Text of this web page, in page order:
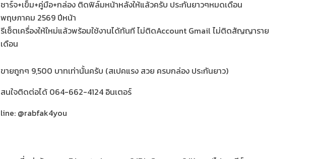
ชาร์จ+เข็ม+คู่มือ+กล่อง ติดฟิล์มหน้าหลังให้แล้วครับ ประกันยาวๆหมดเดือน
พฤษภาคม 2569 ปีหน้า
รีเซ็ตเครื่องให้ใหม่แล้วพร้อมใช้งานได้ทันที ไม่ติดAccount Gmail ไม่ติดสัญญาราย
เดือน
ขายถูกๆ 9,500 บาทเท่านั้นครับ (สเปคแรง สวย ครบกล่อง ประกันยาว)
สนใจติดต่อได้ 064-662-4124 อินเตอร์
line: @rabfak4you